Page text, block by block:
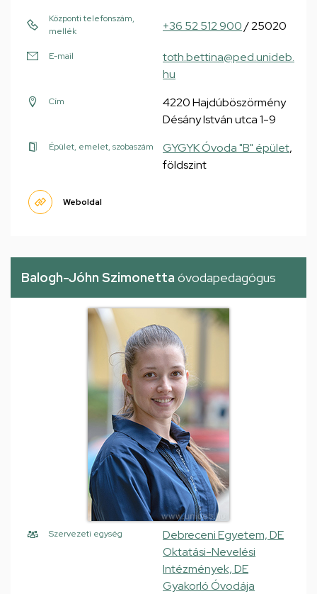
Központi telefonszám,
mellék
+36 52 512 900/ 25020
E-mail
toth.bettina@ped.unideb.
hu
Cím
4220 Hajdúböszörmény
Désány István utca 1-9
Épület, emelet, szobaszám GYGYK Óvoda "B" épület,
földszint
Weboldal
Balogh-Jóhn Szimonetta óvodapedagógus
Szervezeti egység
Debreceni Egyetem, DE
Oktatási-Nevelési
Intézmények, DE
Gyakorló Óvodája